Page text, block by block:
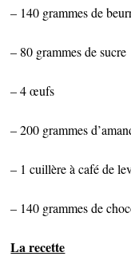
– 140 grammes de
– 80 grammes de sucre
– 4 œufs
– 200 grammes
– 1 cuillère à café de
– 140 grammes de
La recette